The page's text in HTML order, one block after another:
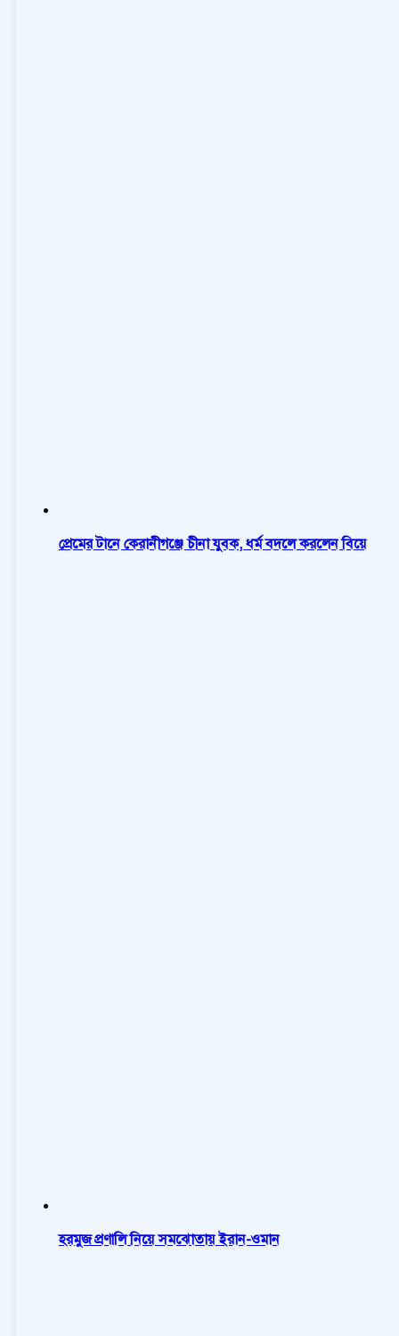
প্রেমের টানে কেরানীগঞ্জে চীনা যুবক, ধর্ম বদলে করলেন বিয়ে
হরমুজ প্রণালি নিয়ে সমঝোতায় ইরান-ওমান